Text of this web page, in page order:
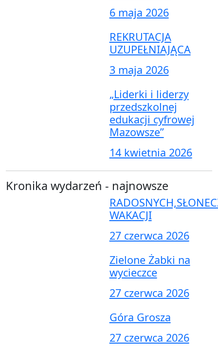
6 maja 2026
REKRUTACJA
UZUPEŁNIAJĄCA
3 maja 2026
„Liderki i liderzy
przedszkolnej
edukacji cyfrowej
Mazowsze”
14 kwietnia 2026
Kronika wydarzeń - najnowsze
WAKACJI
27 czerwca 2026
Zielone Żabki na
wycieczce
27 czerwca 2026
Góra Grosza
27 czerwca 2026